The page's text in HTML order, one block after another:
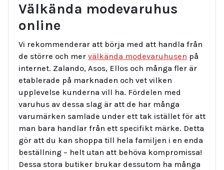
Välkända modevaruhus
online
Vi rekommenderar att börja med att handla från
de större och mer välkända modevaruhusen på
internet. Zalando, Asos, Ellos och många fler är
etablerade på marknaden och vet vilken
upplevelse kunderna vill ha. Fördelen med
varuhus av dessa slag är att de har många
varumärken samlade under ett tak istället för att
man bara handlar från ett specifikt märke. Detta
gör att du kan shoppa till hela familjen i en enda
beställning – helt utan att behöva kompromissa!
Dessa stora butiker brukar dessutom ha många